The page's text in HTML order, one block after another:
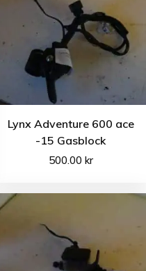
Lynx Adventure 600 ace
-15 Gasblock
500.00 kr